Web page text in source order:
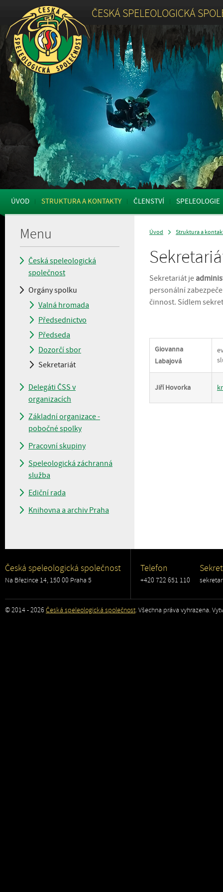
ČESKÁ SPELEOLOGICKÁ
ÚVOD STRUKTURA A KONTAKTY ČLENSTVÍ SPELEOLOGIE
Menu
Česká speleologická
společnost
Orgány spolku
Valná hromada
Předsednictvo
Předseda
Dozorčí sbor
Sekretariát
Delegáti ČSS v
organizacích
Základní organizace -
pobočné spolky
Pracovní skupiny
Speleologická záchranná
služba
Ediční rada
Knihovna a archiv Praha
Úvod Struktura a
Sekretariát je
personální
činnost. Sídlem
Giovanna
Labajová
Jiří Hovorka
Česká speleologická společnost
Na Březince 14, 150 00 Praha 5
Telefon
+420 722 651 110
© 2014 - 2026 Česká speleologická společnost. Všechna práva vyhrazena.